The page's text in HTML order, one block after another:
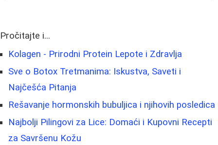
Pročitajte i...
Kolagen - Prirodni Protein Lepote i Zdravlja
Sve o Botox Tretmanima: Iskustva, Saveti i
Najčešća Pitanja
Rešavanje hormonskih bubuljica i njihovih posledica
Najbolji Pilingovi za Lice: Domaći i Kupovni Recepti
za Savršenu Kožu